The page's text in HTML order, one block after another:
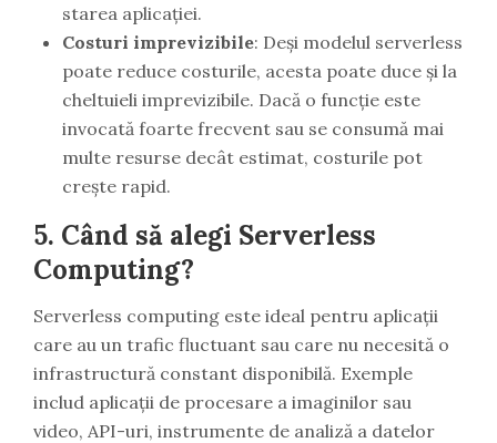
starea aplicației.
Costuri imprevizibile: Deși modelul serverless
poate reduce costurile, acesta poate duce și la
cheltuieli imprevizibile. Dacă o funcție este
invocată foarte frecvent sau se consumă mai
multe resurse decât estimat, costurile pot
crește rapid.
5. Când să alegi Serverless
Computing?
Serverless computing este ideal pentru aplicații
care au un trafic fluctuant sau care nu necesită o
infrastructură constant disponibilă. Exemple
includ aplicații de procesare a imaginilor sau
video, API-uri, instrumente de analiză a datelor